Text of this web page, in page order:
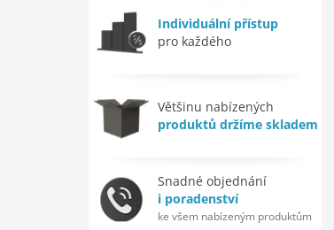
Individuální přístup
pro každého
Většinu nabízených
produktů držíme skladem
Snadné objednání
i poradenství
ke všem nabízeným produktům